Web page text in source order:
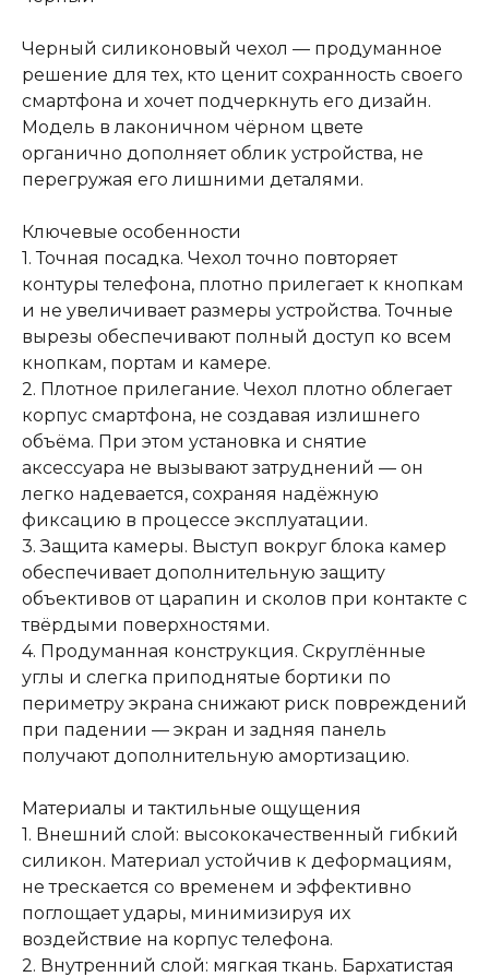
Черный силиконовый чехол — продуманное
решение для тех, кто ценит сохранность своего
смартфона и хочет подчеркнуть его дизайн.
Модель в лаконичном чёрном цвете
органично дополняет облик устройства, не
перегружая его лишними деталями.
Ключевые особенности
1. Точная посадка. Чехол точно повторяет
контуры телефона, плотно прилегает к кнопкам
и не увеличивает размеры устройства. Точные
вырезы обеспечивают полный доступ ко всем
кнопкам, портам и камере.
2. Плотное прилегание. Чехол плотно облегает
корпус смартфона, не создавая излишнего
объёма. При этом установка и снятие
аксессуара не вызывают затруднений — он
легко надевается, сохраняя надёжную
фиксацию в процессе эксплуатации.
3. Защита камеры. Выступ вокруг блока камер
обеспечивает дополнительную защиту
объективов от царапин и сколов при контакте с
твёрдыми поверхностями.
4. Продуманная конструкция. Скруглённые
углы и слегка приподнятые бортики по
периметру экрана снижают риск повреждений
при падении — экран и задняя панель
получают дополнительную амортизацию.
Материалы и тактильные ощущения
1. Внешний слой: высококачественный гибкий
силикон. Материал устойчив к деформациям,
не трескается со временем и эффективно
поглощает удары, минимизируя их
воздействие на корпус телефона.
2. Внутренний слой: мягкая ткань. Бархатистая